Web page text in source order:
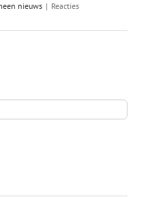
nieuws | Reacties